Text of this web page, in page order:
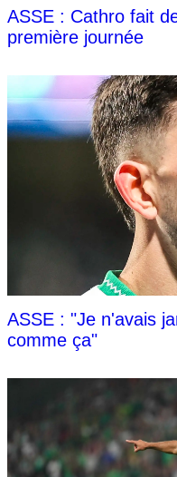
ASSE : Cathro fait
première journée
ASSE : "Je n'avais
comme ça"